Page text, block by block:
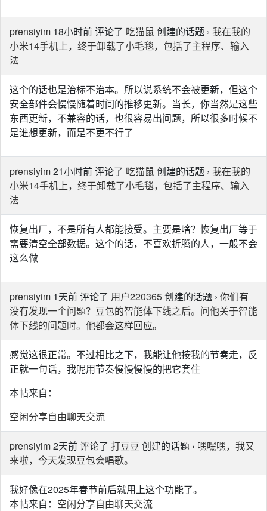
prensiyim 18小时前 评论了 吃猫鼠 创建的话题 › 我在我的
小米14手机上，终于卸载了小毛毯，包括了主程序、输入
法
这个的话也是治标不治本。所以说系统不会被更新，但这个
安全部件会慢慢随着时间的推移更新。当长，你当然是这些
东西更新，不兼容的话，也很容易出问题，所以很多时候不
是谁想更新，而是不更不行了
prensiyim21小时前 评论了 吃猫鼠 创建的话题 › 我在我的
小米14手机上，终于卸载了小毛毯，包括了主程序、输入
法
恢复出厂，不是所有人都能接受。主要是啥？恢复出厂等于
需要清空全部数据。这个的话，不喜欢折腾的人，一般不会
这么做
prensiyim 1天前 评论了 用户220365创建的话题 › 你们有
没有发现一个问题？豆包的智能体下线之后。问他关于智能
体下线的问题时。他都会这样回应。
感觉这很正常。不过相比之下，我能让他按我的节奏走，反
正就一句话，我呢用节奏慢慢慢慢的把它套住
本帖来自：
空闲分享自由聊天交流
prensiyim2天前 评论了 打豆豆 创建的话题 › 嘿嘿嘿，我又
来啦，今天发现豆包会唱歌。
我好像在2025年春节前后就用上这个功能了。
本帖来自： 空闲分享自由聊天交流